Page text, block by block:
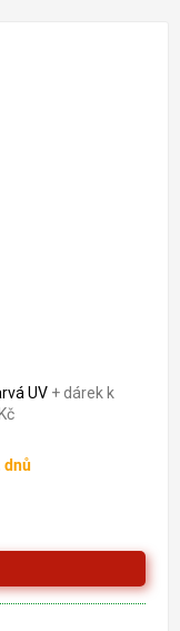
UV + dárek k
dnů